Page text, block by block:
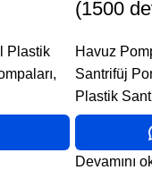
Plastik
,
(1500
Havuz
Santrifüj
Plastik
Devamını